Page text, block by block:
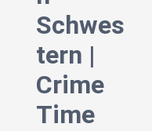
Schwes
tern |
Crime
Time